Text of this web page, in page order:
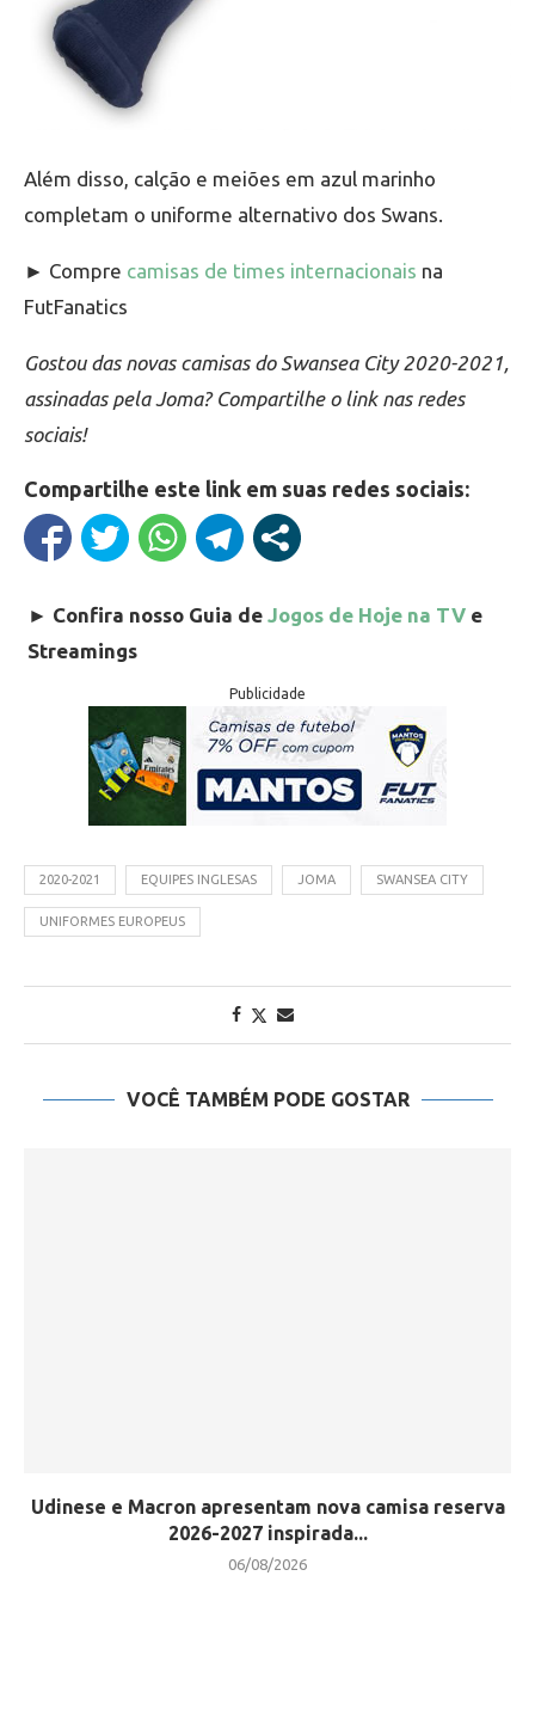
Além disso, calção e meiões em azul marinho
completam o uniforme alternativo dos Swans.
► Compre camisas de times internacionais na
FutFanatics
Gostou das novas camisas do Swansea City 2020-2021,
assinadas pela Joma? Compartilhe o link nas redes
sociais!
Compartilhe este link em suas redes sociais:
► Confira nosso Guia de Jogos de Hoje na TV e
Streamings
Publicidade
2020-2021 EQUIPES INGLESAS JOMA SWANSEA CITY
UNIFORMES EUROPEUS
VOCÊ TAMBÉM PODE GOSTAR
Udinese e Macron apresentam nova camisa reserva
2026-2027 inspirada...
06/08/2026